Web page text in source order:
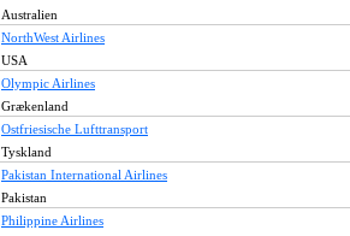
Australien
NorthWest Airlines
USA
Olympic Airlines
Grækenland
Ostfriesische Lufttransport
Tyskland
Pakistan International Airlines
Pakistan
Philippine Airlines